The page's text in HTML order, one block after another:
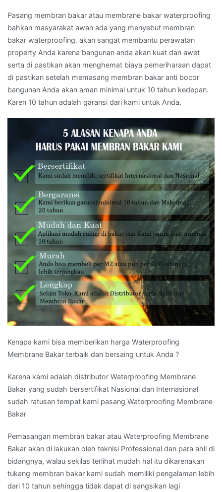
Pasang membran bakar atau membrane bakar waterproofing
bahkan masyarakat awan ada yang menyebut membran
bakar waterproofing. akan sangat membantu perawatan
property Anda karena bangunan anda akan kuat dan awet
serta di pastikan akan menghemat biaya pemeriharaan dapat
di pastikan setelah memasang membran bakar anti bocor
bangunan Anda akan aman minimal untuk 10 tahun kedepan.
Karen 10 tahun adalah garansi dari kami untuk Anda.
Kenapa kami bisa memberikan harga Waterproofing
Membrane Bakar terbaik dan bersaing untuk Anda ?
Karena kami adalah distributor Waterproofing Membrane
Bakar yang sudah bersertifikat Nasional dan Internasional
sudah ratusan tempat kami pasang Waterproofing Membrane
Bakar
Pemasangan membran bakar atau Waterproofing Membrane
Bakar akan di lakukan oleh teknisi Professional dan para ahli di
bidangnya, walau sekilas terlihat mudah hal itu dikarenakan
tukang membran bakar kami sudah memiliki pengalaman lebih
dari 10 tahun sehingga tidak dapat di sangsikan lagi